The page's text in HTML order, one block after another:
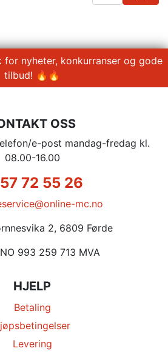
for nyheter, konkurranser og gode
tilbud! 🔥🔥
OSS
e-post mandag-fredag kl.
08.00-16.00
72 55 26
mc.no
2, 6809 Førde
993 259 713 MVA
HJELP
Betaling
Levering